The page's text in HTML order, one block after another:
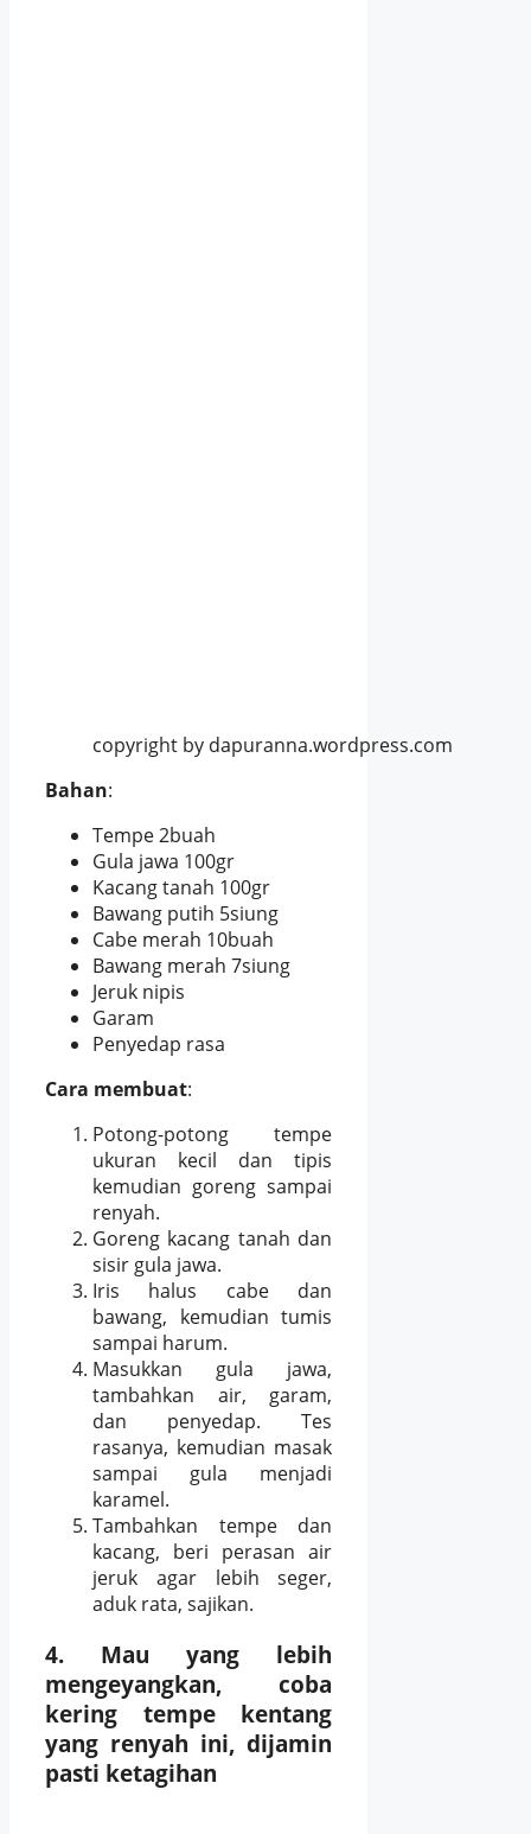
copyright by dapuranna.wordpress.com
Bahan:
Tempe 2buah
Gula jawa 100gr
Kacang tanah 100gr
Bawang putih 5siung
Cabe merah 10buah
Bawang merah 7siung
Jeruk nipis
Garam
Penyedap rasa
Cara membuat:
Potong-potong tempe
ukuran kecil dan tipis
kemudian goreng sampai
renyah.
Goreng kacang tanah dan
sisir gula jawa.
Iris halus cabe dan
bawang, kemudian tumis
sampai harum.
Masukkan gula jawa,
tambahkan air, garam,
dan penyedap. Tes
rasanya, kemudian masak
sampai gula menjadi
karamel.
Tambahkan tempe dan
kacang, beri perasan air
jeruk agar lebih seger,
aduk rata, sajikan.
4. Mau yang lebih
mengeyangkan, coba
kering tempe kentang
yang renyah ini, dijamin
pasti ketagihan